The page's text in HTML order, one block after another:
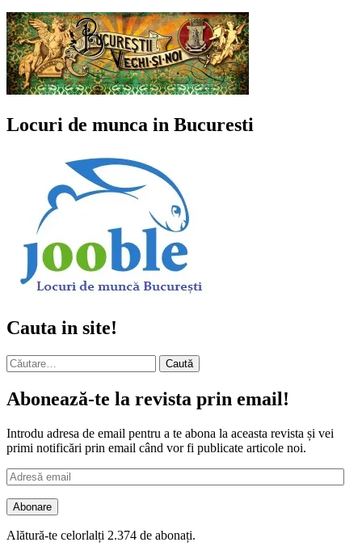
Locuri de munca in Bucuresti
Cauta in site!
Caută
după:
Abonează-te la revista prin email!
Introdu adresa de email pentru a te abona la aceasta revista și vei
primi notificări prin email când vor fi publicate articole noi.
Adresă
email
Abonare
Alătură-te celorlalți 2.374 de abonați.